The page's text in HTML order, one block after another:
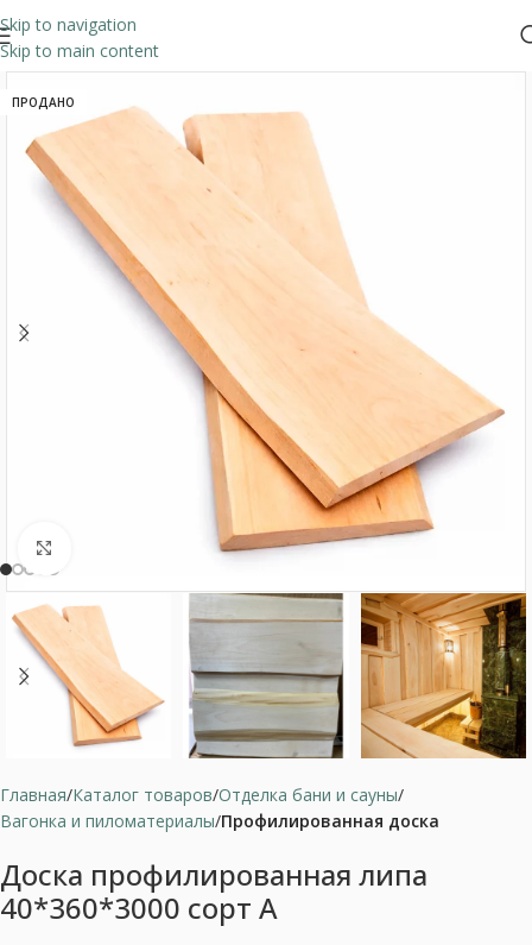
Skip to navigation
Skip to main content
ПРОДАНО
Нажмите, чтобы увеличить
Главная Каталог товаров Отделка бани и сауны
Вагонка и пиломатериалы Профилированная доска
Доска профилированная липа
40*360*3000 сорт А